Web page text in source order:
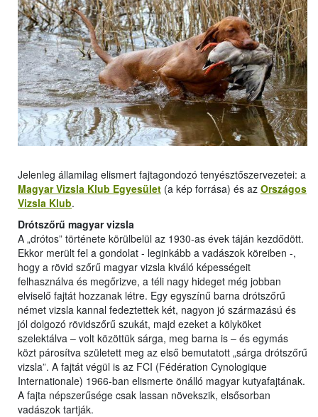
Jelenleg államilag elismert fajtagondozó tenyésztőszervezetei: a
Magyar Vizsla Klub Egyesület (a kép forrása) és az Országos
Vizsla Klub.
Drótszőrű magyar vizsla
A „drótos” története körülbelül az 1930-as évek táján kezdődött.
Ekkor merült fel a gondolat - leginkább a vadászok köreiben -,
hogy a rövid szőrű magyar vizsla kiváló képességeit
felhasználva és megőrizve, a téli nagy hideget még jobban
elviselő fajtát hozzanak létre. Egy egyszínű barna drótszőrű
német vizsla kannal fedeztettek két, nagyon jó származású és
jól dolgozó rövidszőrű szukát, majd ezeket a kölyköket
szelektálva – volt közöttük sárga, meg barna is – és egymás
közt párosítva született meg az első bemutatott „sárga drótszőrű
vizsla”. A fajtát végül is az FCI (Fédération Cynologique
Internationale) 1966-ban elismerte önálló magyar kutyafajtának.
A fajta népszerűsége csak lassan növekszik, elsősorban
vadászok tartják.